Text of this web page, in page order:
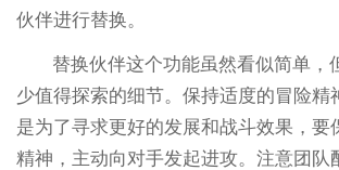
伙伴进行替换。
替换伙伴这个功能虽然看似简单，
少值得探索的细节。保持适度的冒险精
是为了寻求更好的发展和战斗效果，要
精神，主动向对手发起进攻。注意团队